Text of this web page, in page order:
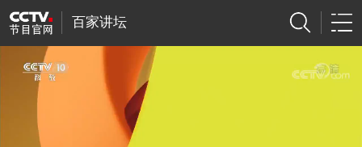
百家讲坛